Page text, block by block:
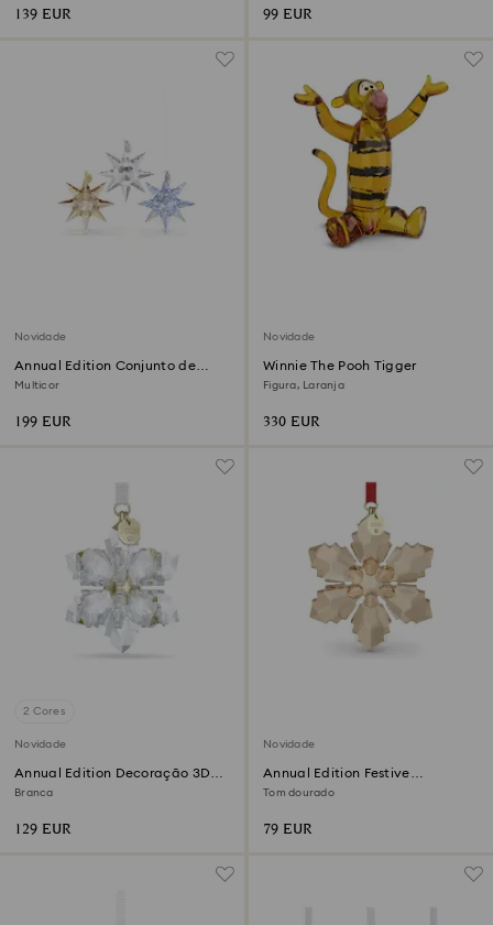
139 EUR 99 EUR
Novidade
Annual Edition Conjunto de
Decorações 35º Aniversário
Multicor
199 EUR
Novidade
Winnie The Pooh Tigger
Figura, Laranja
330 EUR
2 Cores
Novidade
Annual Edition Decoração 3D
2026
Branca
129 EUR
Novidade
Annual Edition Festive
Decoração 2026
Tom dourado
79 EUR